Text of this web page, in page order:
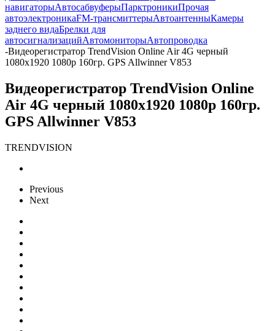
навигаторыАвтосабвуферыПарктроникиПрочая
автоэлектроникаFM-трансмиттерыАвтоантенныКамеры
заднего видаБрелки для
автосигнализацийАвтомониторыАвтопроводка
-Видеорегистратор TrendVision Online Air 4G черный
1080x1920 1080p 160гр. GPS Allwinner V853
Видеорегистратор TrendVision Online
Air 4G черный 1080x1920 1080p 160гр.
GPS Allwinner V853
TRENDVISION
Previous
Next